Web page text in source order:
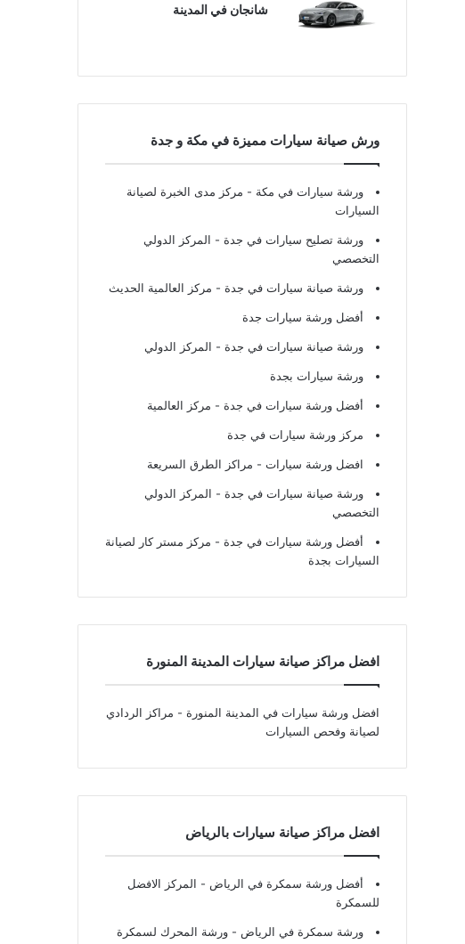
شانجان في المدينة
ورش صيانة سيارات مميزة في مكة و جدة
ورشة سيارات في مكة - مركز مدى الخبرة لصيانة
السيارات
ورشة تصليح سيارات في جدة - المركز الدولي
التخصصي
ورشة صيانة سيارات في جدة - مركز العالمية الحديث
أفضل ورشة سيارات جدة
ورشة صيانة سيارات في جدة - المركز الدولي
ورشة سيارات بجدة
أفضل ورشة سيارات في جدة - مركز العالمية
مركز ورشة سيارات في جدة
افضل ورشة سيارات - مراكز الطرق السريعة
ورشة صيانة سيارات في جدة - المركز الدولي
التخصصي
أفضل ورشة سيارات في جدة - مركز مستر كار لصيانة
السيارات بجدة
افضل مراكز صيانة سيارات المدينة المنورة
افضل ورشة سيارات في المدينة المنورة - مراكز الردادي
لصيانة وفحص السيارات
افضل مراكز صيانة سيارات بالرياض
أفضل ورشة سمكرة في الرياض - المركز الافضل
للسمكرة
ورشة سمكرة في الرياض - ورشة المحرك لسمكرة